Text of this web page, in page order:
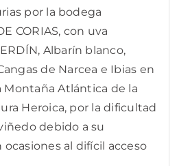
por la bodega
CORIAS, con uva
Albarín blanco,
de Narcea e Ibias en
Montaña Atlántica de la
Heroica, por la dificultad
debido a su
al difícil acceso